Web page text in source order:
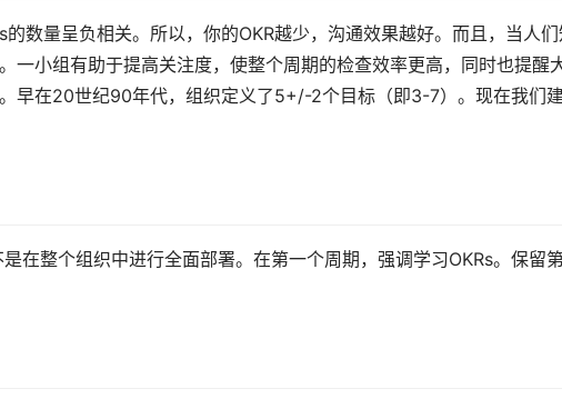
的数量呈负相关。所以，你的OKR越少，沟通效果越好。而且，当人
一小组有助于提高关注度，使整个周期的检查效率更高，同时也提醒
早在20世纪90年代，组织定义了5+/-2个目标（即3-7）。现在我们
在整个组织中进行全面部署。在第一个周期，强调学习OKRs。保留